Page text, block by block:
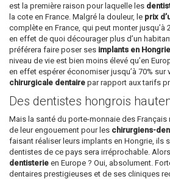
est la première raison pour laquelle les
la cote en France. Malgré la douleur, le prix
complète en France, qui peut monter jusqu’à
en effet de quoi décourager plus d’un
préférera faire poser ses implants en Hongrie
niveau de vie est bien moins élevé qu’en
en effet espérer économiser jusqu’à 70% sur
chirurgicale dentaire par rapport aux tarifs
Des dentistes hongrois
Mais la santé du porte-monnaie des Français
de leur engouement pour les chirurgiens-
faisant réaliser leurs implants en Hongrie, ils
dentistes de ce pays sera irréprochable. Alors,
dentisterie en Europe ? Oui, absolument.
dentaires prestigieuses et de ses cliniques